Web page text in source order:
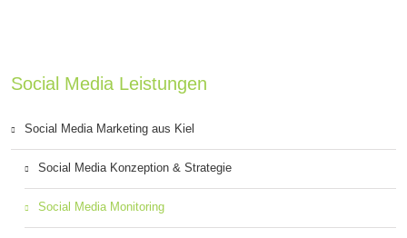
Social Media Leistungen
Social Media Marketing aus Kiel
Social Media Konzeption & Strategie
Social Media Monitoring